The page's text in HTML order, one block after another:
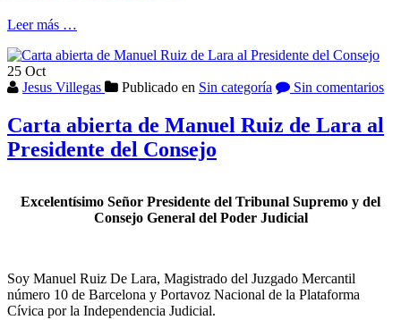
Leer más
Escocés
catalán
…
25 Oct
Jesus Villegas
Publicado en Sin categoría Sin comentarios
Carta abierta de Manuel Ruiz de Lara al
Presidente del Consejo
Excelentísimo Señor Presidente del Tribunal Supremo y del
Consejo General del Poder Judicial
Soy Manuel Ruiz De Lara, Magistrado del Juzgado Mercantil
número 10 de Barcelona y Portavoz Nacional de la Plataforma
Cívica por la Independencia Judicial.